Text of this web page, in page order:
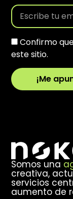
Confirmo
este sitio.
¡Me
Somos una
creativa,
servicios
aumento de